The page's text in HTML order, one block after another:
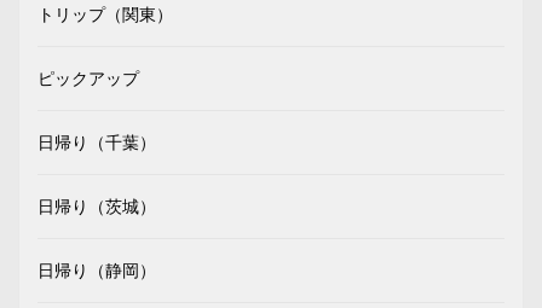
トリップ（関東）
ピックアップ
日帰り（千葉）
日帰り（茨城）
日帰り（静岡）